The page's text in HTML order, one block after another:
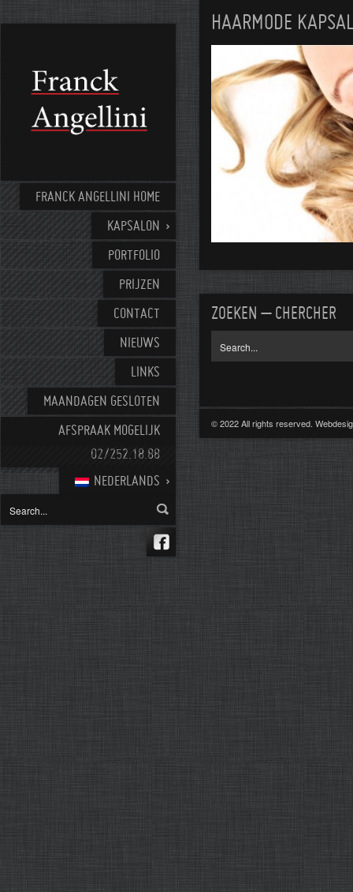
FRANCK ANGELLINI HOME
KAPSALON
PORTFOLIO
PRIJZEN
CONTACT
NIEUWS
LINKS
MAANDAGEN GESLOTEN
AFSPRAAK MOGELIJK
02/252.18.88
NEDERLANDS
HAARMODE
ZOEKEN – CHERCHER
© 2022 All rights reserved.